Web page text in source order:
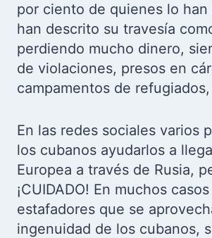
por ciento de quienes lo
han descrito su travesía
perdiendo mucho dinero,
de violaciones, presos en
campamentos de
En las redes sociales varios
los cubanos ayudarlos a
Europea a través de Rusia,
¡CUIDADO! En muchos
estafadores que se
ingenuidad de los cubanos,